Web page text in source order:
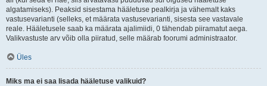
algatamiseks). Peaksid sisestama hääletuse pealkirja ja vähemalt kaks
vastusevarianti (selleks, et määrata vastusevarianti, sisesta see vastavale
reale. Hääletusele saab ka määrata ajalimiidi, 0 tähendab piiramatut aega.
Valikvastuste arv võib olla piiratud, selle määrab foorumi administraator.
Üles
Miks ma ei saa lisada hääletuse valikuid?